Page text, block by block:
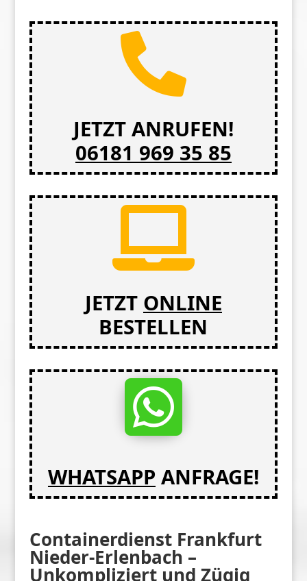

JETZT ANRUFEN!
06181 969 35 85

JETZT ONLINE
BESTELLEN

WHATSAPP ANFRAGE!
Containerdienst Frankfurt
Nieder-Erlenbach –
Unkompliziert und Zügig